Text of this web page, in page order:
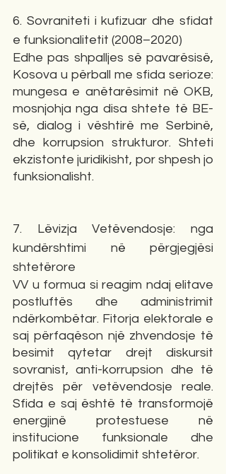
6. Sovraniteti i kufizuar dhe sfidat
e funksionalitetit (2008–2020)
Edhe pas shpalljes së pavarësisë,
Kosova u përball me sfida serioze:
mungesa e anëtarësimit në OKB,
mosnjohja nga disa shtete të BE-
së, dialog i vështirë me Serbinë,
dhe korrupsion strukturor. Shteti
ekzistonte juridikisht, por shpesh jo
funksionalisht.
7. Lëvizja Vetëvendosje: nga
kundërshtimi në përgjegjësi
shtetërore
VV u formua si reagim ndaj elitave
postluftës dhe administrimit
ndërkombëtar. Fitorja elektorale e
saj përfaqëson një zhvendosje të
besimit qytetar drejt diskursit
sovranist, anti-korrupsion dhe të
drejtës për vetëvendosje reale.
Sfida e saj është të transformojë
energjinë protestuese në
institucione funksionale dhe
politikat e konsolidimit shtetëror.